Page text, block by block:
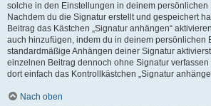
solche in den Einstellungen in deinem persönlichen
Nachdem du die Signatur erstellt und gespeichert
Beitrag das Kästchen „Signatur anhängen“
auch hinzufügen, indem du in deinem persönlichen
standardmäßige Anhängen deiner Signatur
einzelnen Beitrag dennoch ohne Signatur verfassen
dort einfach das Kontrollkästchen „Signatur
Nach oben